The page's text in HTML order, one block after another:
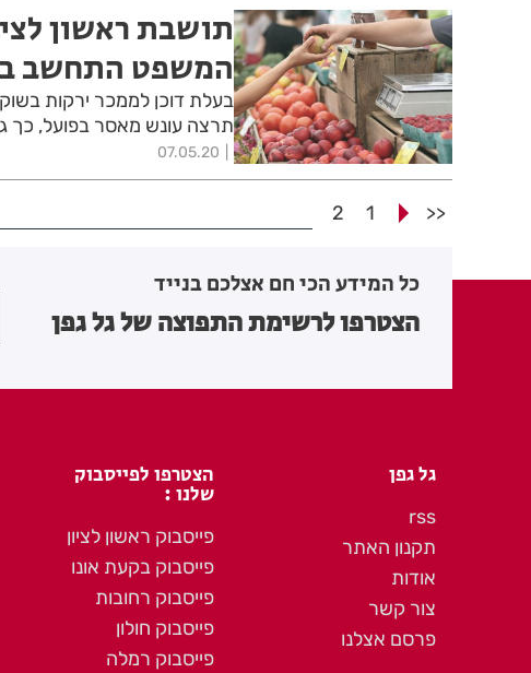
תושבת ראשון
המשפט התחשב
בעלת דוכן לממכר ירקות בשוק
תרצה עונש מאסר בפועל, כך
07.05.20
<<
1
2
כל המידע הכי חם אצלכם בנייד
הצטרפו לרשימת התפוצה של גל גפן
גל גפן
rss
תקנון האתר
אודות
צור קשר
פרסם אצלנו
הצטרפו לפייסבוק
שלנו :
פייסבוק ראשון לציון
פייסבוק בקעת אונו
פייסבוק רחובות
פייסבוק חולון
פייסבוק רמלה